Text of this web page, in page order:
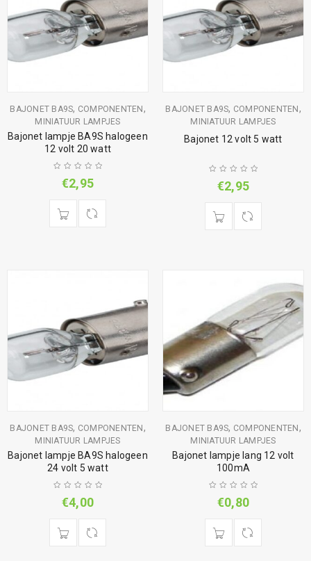
BAJONET BA9S, COMPONENTEN ,
MINIATUUR LAMPJES
Bajonet lampje BA9S halogeen
12 volt 20 watt
€2,95
BAJONET BA9S, COMPONENTEN ,
MINIATUUR LAMPJES
Bajonet 12 volt 5 watt
€2,95
BAJONET BA9S, COMPONENTEN ,
MINIATUUR LAMPJES
Bajonet lampje BA9S halogeen
24 volt 5 watt
€4,00
BAJONET BA9S, COMPONENTEN ,
MINIATUUR LAMPJES
Bajonet lampje lang 12 volt
100mA
€0,80